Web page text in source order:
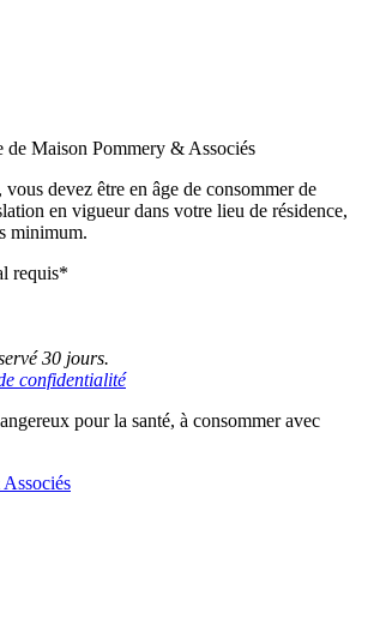
de Maison Pommery & Associés
vous devez être en âge de consommer de
en vigueur dans votre lieu de résidence,
minimum.
requis*
30 jours.
confidentialité
pour la santé, à consommer avec